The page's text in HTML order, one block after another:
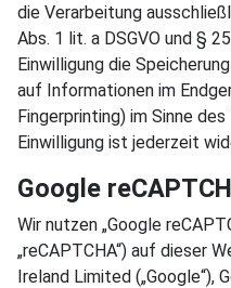
die Verarbeitung
Abs. 1 lit. a DSGVO und §
Einwilligung die
auf Informationen im
Fingerprinting) im Sinne
Einwilligung ist jederzeit
Google
Wir nutzen „Google
„reCAPTCHA“) auf dieser
Ireland Limited („Google“),